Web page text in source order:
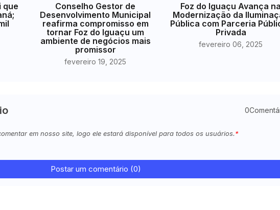
que
Conselho Gestor de
Desenvolvimento Municipal
reafirma compromisso em
tornar Foz do Iguaçu um
ambiente de negócios mais
promissor
fevereiro 19, 2025
Foz do Iguaçu Avança na
Modernização da
Pública com Parceria
Privada
fevereiro 06, 2025
em nosso site, logo ele estará disponível para todos os usuários.
Postar um comentário (0)